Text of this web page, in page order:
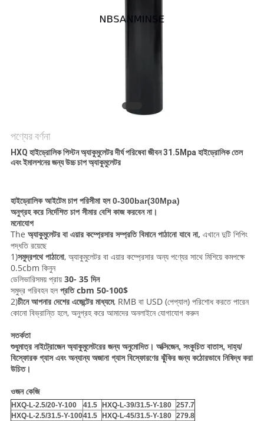
পণ্যের বর্ণনা
HXQ হাইড্রোলিক পিস্টন অ্যাকুমুলেটর দীর্ঘ পরিষেবা জীবন 31.5Mpa হাইড্রোলিক তেল
এবং ইমালশনের জন্য উচ্চ চাপ অ্যাকুমুলেটর
হাইড্রোলিক আইটেম চাপ পরিসীমা হল 0-300bar(30Mpa)
অনুগ্রহ করে নির্দেশিত চাপ সীমার বেশি কাজ করবেন না।
মনোযোগ
The অ্যাকুমুলেটর বা এয়ার কম্প্রেসার সম্প্রতি বিমানে পাঠানো যাবে না, এখানে দুটি শিপিং
পদ্ধতি রয়েছে
1)সমুদ্রপথে পাঠানো, অ্যাকুমুলেটর বা এয়ার কম্প্রেসার অন্য পণ্যের সাথে মিশিয়ে কমপক্ষে
0.5cbm কিনুন
ডেলিভারিসময় প্রায় 30- 35 দিন
সমুদ্র পরিবহন হল প্রতি cbm 50-100$
2)চীনে আপনার দেশের এজেন্টের মাধ্যমে, RMB বা USD (পেপ্যাল) পরিশোধ করতে পারেন
কোনো বিভ্রান্তি হলে, অনুগ্রহ করে আমাদের অনলাইনে যোগাযোগ করুন
সতর্কতা
শুধুমাত্র নাইট্রোজেন অ্যাকুমুলেটরের জন্য অনুমোদিত। অক্সিজেন, সংকুচিত বাতাস,দাহ্য/
বিস্ফোরক গ্যাস এবং অন্যান্য অজানা গ্যাস বিস্ফোরণের ঝুঁকির জন্য কঠোরভাবে নিষিদ্ধ করা
উচিত।
ওজন কেজি
HXQ-L-2.5/20-Y-100 41.5 HXQ-L-39/31.5-Y-180 257.7
HXQ-L-2.5/31.5-Y-10041.5 HXQ-L-45/31.5-Y-180 279.8